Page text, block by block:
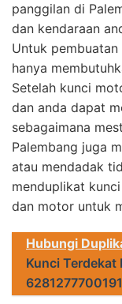
panggilan di
dan kendaraan
Untuk
hanya
Setelah kunci
dan anda dapat
sebagaimana
Palembang juga
atau mendadak
menduplikat
dan motor untuk
Hubungi
Kunci Terdekat
6281277700191